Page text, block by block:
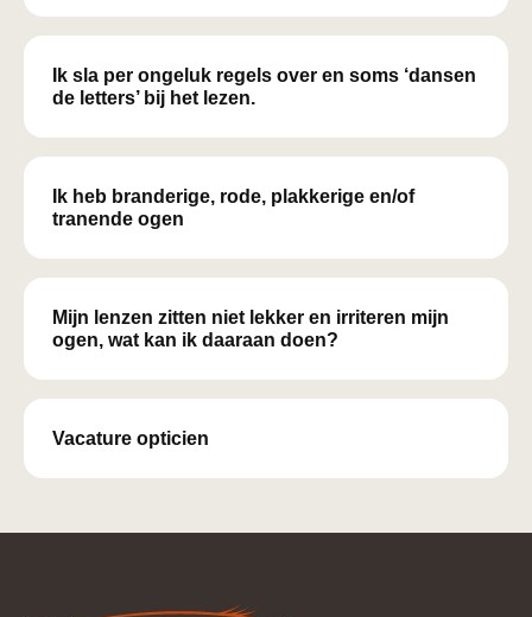
Ik sla per ongeluk regels over en soms ‘dansen
de letters’ bij het lezen.
Ik heb branderige, rode, plakkerige en/of
tranende ogen
Mijn lenzen zitten niet lekker en irriteren mijn
ogen, wat kan ik daaraan doen?
Vacature opticien